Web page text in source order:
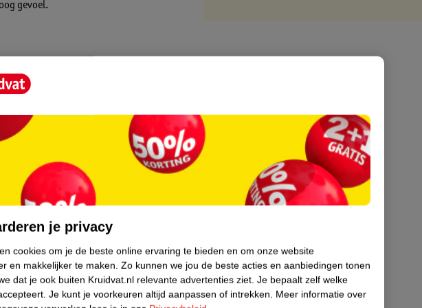
gevoel.
je privacy
cookies om je de beste online ervaring te bieden en om onze website
en makkelijker te maken. Zo kunnen we jou de beste acties en aanbiedingen tonen
dat je ook buiten Kruidvat.nl relevante advertenties ziet. Je bepaalt zelf welke
Je kunt je voorkeuren altijd aanpassen of intrekken. Meer informatie over